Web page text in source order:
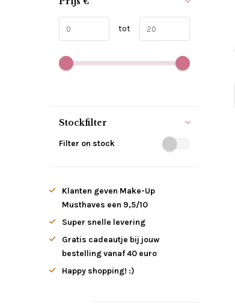
tot
Stockfilter
Filter on stock
Klanten geven Make-Up
Musthaves een 9,5/10
Super snelle levering
Gratis cadeautje bij jouw
bestelling vanaf 40 euro
Happy shopping! :)